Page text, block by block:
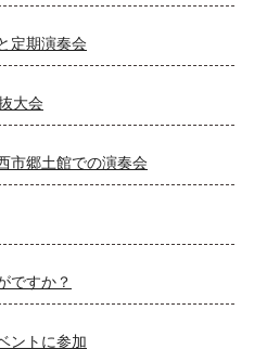
定期演奏会
大会
市郷土館での演奏会
ですか？
ントに参加